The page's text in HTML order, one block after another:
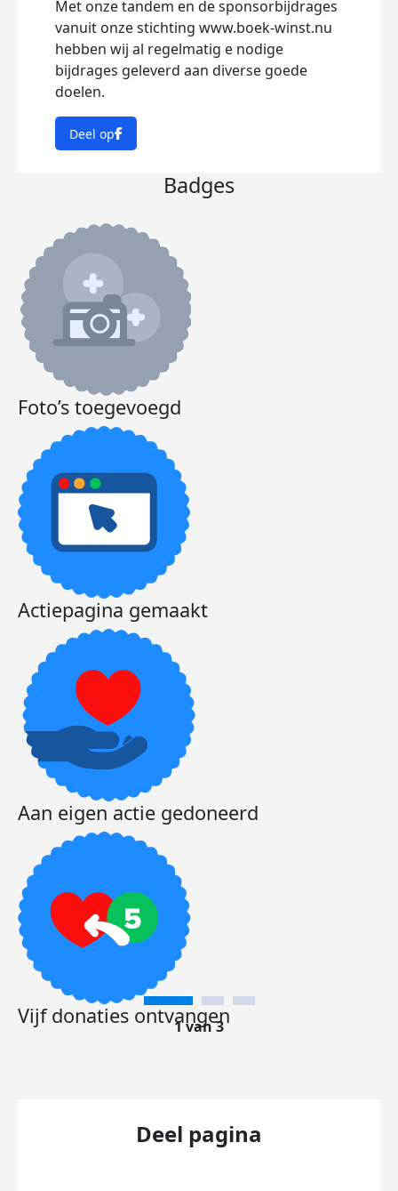
Met onze tandem en de sponsorbijdrages
vanuit onze stichting www.boek-winst.nu
hebben wij al regelmatig e nodige
bijdrages geleverd aan diverse goede
doelen.
Deel op
Badges
Foto’s toegevoegd
Actiepagina gemaakt
Aan eigen actie gedoneerd
Vijf donaties ontvangen
1 van 3
Deel pagina